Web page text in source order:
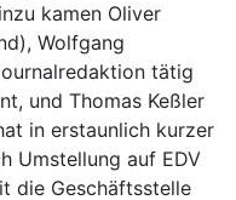
kamen Oliver
Wolfgang
tätig
und Thomas Keßler
in erstaunlich kurzer
Umstellung auf EDV
die Geschäftsstelle